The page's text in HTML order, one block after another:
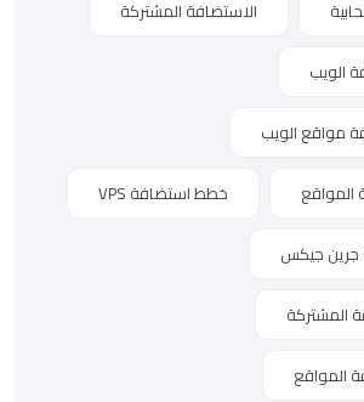
الاستضافة المشتركة
الويب
مواقع الويب
خطط استضافة VPS
جيكس
المشتركة
المواقع